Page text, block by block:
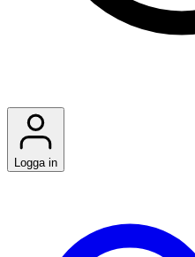
Logga in